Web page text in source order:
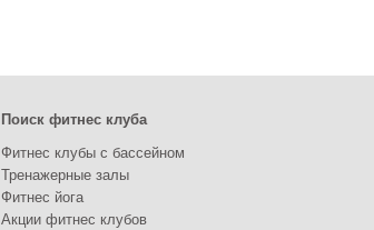
Поиск фитнес клуба
Фитнес клубы с бассейном
Тренажерные залы
Фитнес йога
Акции фитнес клубов